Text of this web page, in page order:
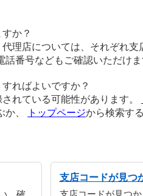
か？
理店については、それぞれ
番号などもご確認いただけま
ればよいですか？
れている可能性があります。
か、 トップページから検索す
支店コードが見つ